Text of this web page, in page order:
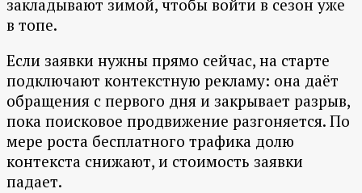
закладывают зимой, чтобы войти в сезон уже
в топе.
Если заявки нужны прямо сейчас, на старте
подключают контекстную рекламу: она даёт
обращения с первого дня и закрывает разрыв,
пока поисковое продвижение разгоняется. По
мере роста бесплатного трафика долю
контекста снижают, и стоимость заявки
падает.